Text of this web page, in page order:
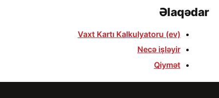
Əlaqədar
Vaxt Kartı Kalkulyatoru (ev)
Necə işləyir
Qiymət